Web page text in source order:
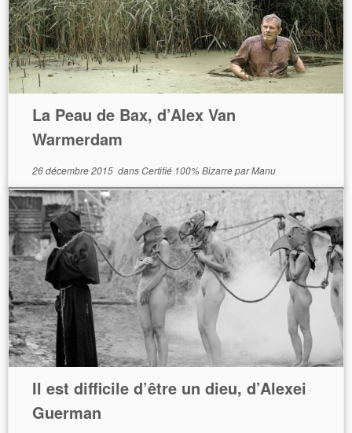
La Peau de Bax, d’Alex Van
Warmerdam
26 décembre 2015dansCertifié 100% BizarreparManu
Il est difficile d’être un dieu, d’Alexei
Guerman